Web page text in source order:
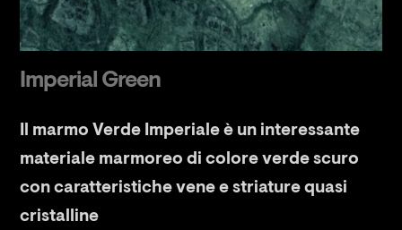
Imperial Green
Il marmo Verde Imperiale è un interessante
materiale marmoreo di colore verde scuro
con caratteristiche vene e striature quasi
cristalline